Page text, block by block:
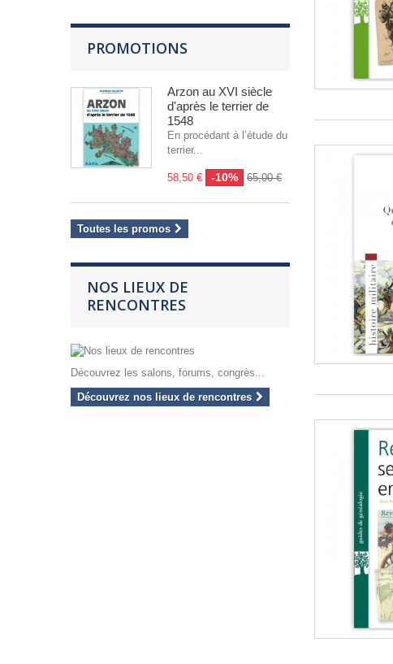
PROMOTIONS
Arzon au XVI siècle
d'après le terrier de
1548
En procédant à l’étude du
terrier...
58,50 € -10% 65,00 €
Toutes les promos
NOS LIEUX DE
RENCONTRES
Découvrez les salons, forums, congrès...
Découvrez nos lieux de rencontres